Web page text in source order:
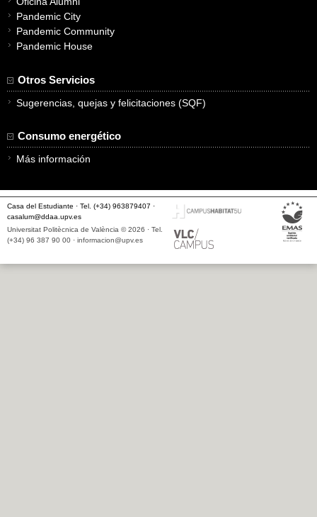
Pandemic City
Pandemic Community
Pandemic House
Otros Servicios
Sugerencias, quejas y felicitaciones (SQF)
Consumo energético
Más información
Casa del Estudiante · Tel. (+34) 963879407 ·
casalum@ddaa.upv.es
Universitat Politècnica de València © 2026 · Tel.
(+34) 96 387 90 00 · informacion@upv.es